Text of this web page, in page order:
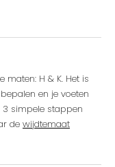
H & K. Het is
en je voeten
simpele stappen
de wijdtemaat